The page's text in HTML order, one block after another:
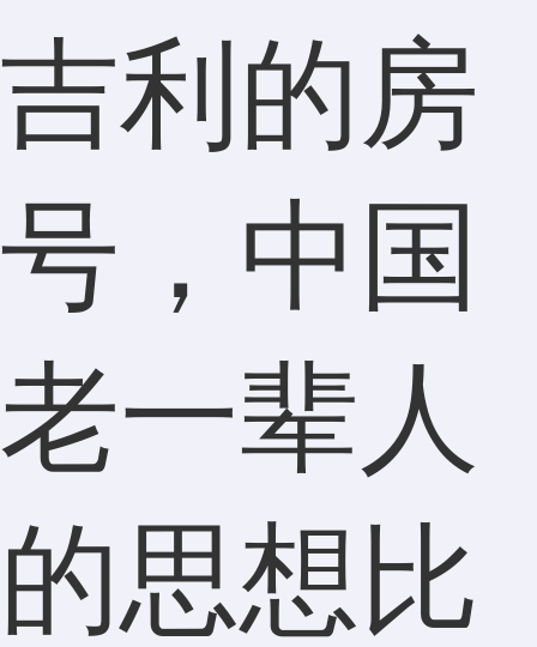
吉利的房
号，中国
老一辈人
的思想比